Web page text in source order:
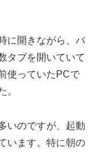
に開きながら、バ
タブを開いていて
使っていたPCで
。
いのですが、起動
います。特に朝の